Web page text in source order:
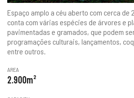
Espaço amplo a céu aberto com cerca de
conta com várias espécies de árvores e
pavimentadas e gramados, que podem
programações culturais, lançamentos,
entre outros.
AREA
2.900m²